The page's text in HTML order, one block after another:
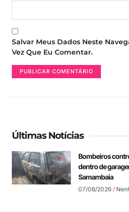
Salvar Meus Dados Neste
Vez Que Eu Comentar.
Últimas Notícias
Bombeiros
dentro de
Samambaia
07/08/2026